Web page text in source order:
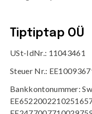
Tiptiptap OÜ
USt-IdNr.: 11043461
Steuer Nr.:
Bankkontonummer: